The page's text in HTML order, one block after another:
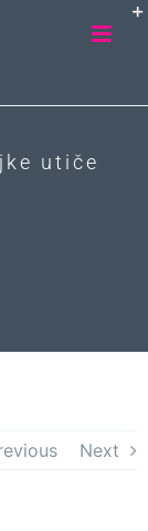
utiče
Next